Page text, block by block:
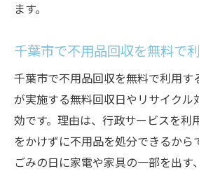
口コミ評価の高い不用品回
徴
千葉県で安心して依頼で
者とは
ぼったくりを回避する不
方
ます。
千葉市で不用品回収を無料で
千葉市で不用品回収を無料で利用す
が実施する無料回収日やリサイクル
効です。理由は、行政サービスを利
をかけずに不用品を処分できるから
ごみの日に家電や家具の一部を出す